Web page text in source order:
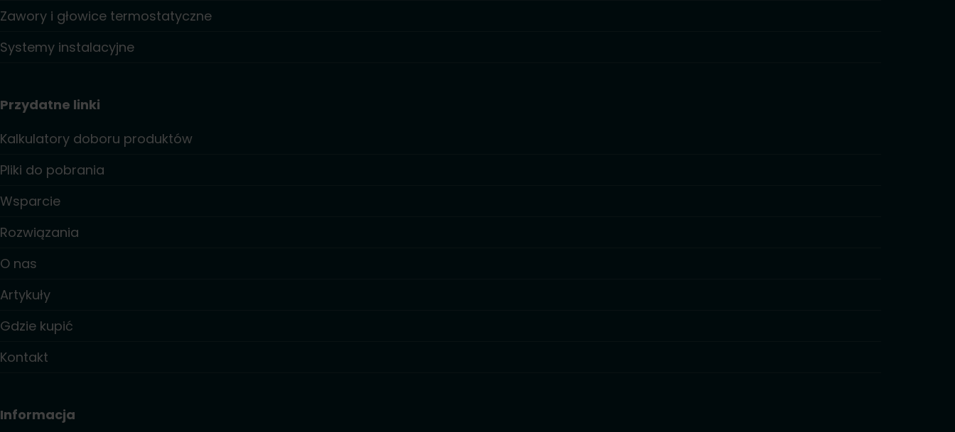
Zawory i głowice termostatyczne
Systemy instalacyjne
Przydatne linki
Kalkulatory doboru produktów
Pliki do pobrania
Wsparcie
Rozwiązania
O nas
Artykuły
Gdzie kupić
Kontakt
Informacja